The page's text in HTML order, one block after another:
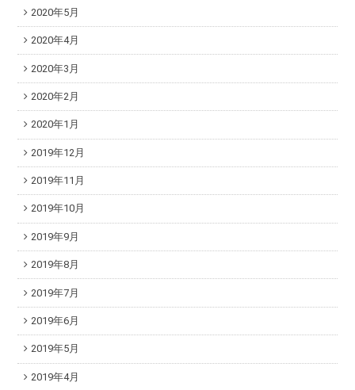
2020年5月
2020年4月
2020年3月
2020年2月
2020年1月
2019年12月
2019年11月
2019年10月
2019年9月
2019年8月
2019年7月
2019年6月
2019年5月
2019年4月